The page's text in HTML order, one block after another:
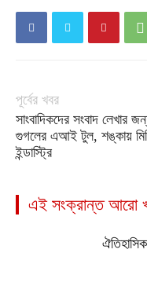
পূর্বের খবর
সাংবাদিকদের সংবাদ লেখার
গুগলের এআই টুল, শঙ্কায়
ইন্ডাস্ট্রি
এই সংক্রান্ত আরো